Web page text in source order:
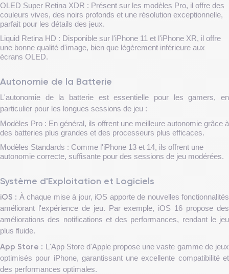
OLED Super Retina XDR : Présent sur les modèles Pro, il offre des
couleurs vives, des noirs profonds et une résolution exceptionnelle,
parfait pour les détails des jeux.
Liquid Retina HD : Disponible sur l'iPhone 11 et l'iPhone XR, il offre
une bonne qualité d'image, bien que légèrement inférieure aux
écrans OLED.
Autonomie de la Batterie
L'autonomie de la batterie est essentielle pour les gamers, en
particulier pour les longues sessions de jeu :
Modèles Pro : En général, ils offrent une meilleure autonomie grâce à
des batteries plus grandes et des processeurs plus efficaces.
Modèles Standards : Comme l'iPhone 13 et 14, ils offrent une
autonomie correcte, suffisante pour des sessions de jeu modérées.
Système d'Exploitation et Logiciels
iOS : À chaque mise à jour, iOS apporte de nouvelles fonctionnalités
améliorant l'expérience de jeu. Par exemple, iOS 16 propose des
améliorations des notifications et des performances, rendant le jeu
plus fluide.
App Store : L'App Store d'Apple propose une vaste gamme de jeux
optimisés pour iPhone, garantissant une excellente compatibilité et
des performances optimales.